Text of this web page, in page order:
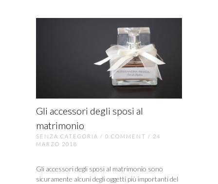
Gli accessori degli sposi al
matrimonio
SENZA CATEGORIA / 0 COMMENT / 24
MARZO 2018
Gli accessori degli sposi al matrimonio sono
sicuramente alcuni degli oggetti più importanti del